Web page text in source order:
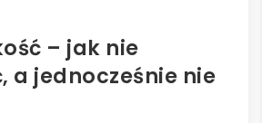
– jak nie
a jednocześnie nie